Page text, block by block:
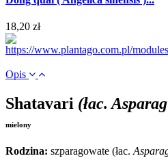
18,20 zł
Opis
Shatavari (łac.
mielony
Rodzina: szparagowate (łac.